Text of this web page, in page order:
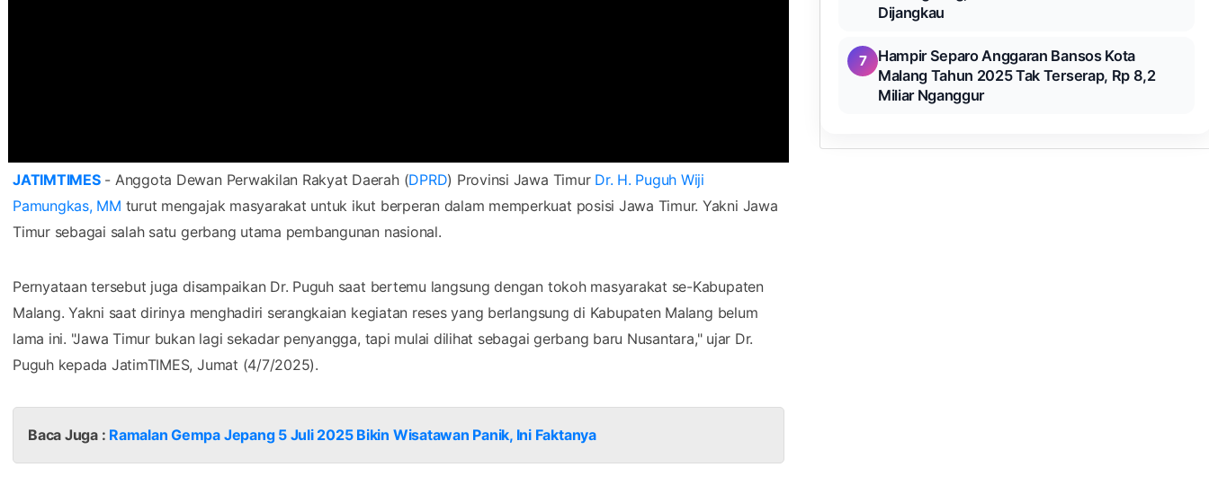
JATIMTIMES - Anggota Dewan Perwakilan Rakyat Daerah (DPRD) Provinsi Jawa Timur Dr. H. Puguh Wiji
Pamungkas, MM turut mengajak masyarakat untuk ikut berperan dalam memperkuat posisi Jawa Timur. Yakni Jawa
Timur sebagai salah satu gerbang utama pembangunan nasional.
Pernyataan tersebut juga disampaikan Dr. Puguh saat bertemu langsung dengan tokoh masyarakat se-Kabupaten
Malang. Yakni saat dirinya menghadiri serangkaian kegiatan reses yang berlangsung di Kabupaten Malang belum
lama ini. "Jawa Timur bukan lagi sekadar penyangga, tapi mulai dilihat sebagai gerbang baru Nusantara," ujar Dr.
Puguh kepada JatimTIMES, Jumat (4/7/2025).
Baca Juga : Ramalan Gempa Jepang 5 Juli 2025 Bikin Wisatawan Panik, Ini Faktanya
Dijangkau
7
Hampir Separo Anggaran Bansos Kota
Malang Tahun 2025 Tak Terserap, Rp 8,2
Miliar Nganggur